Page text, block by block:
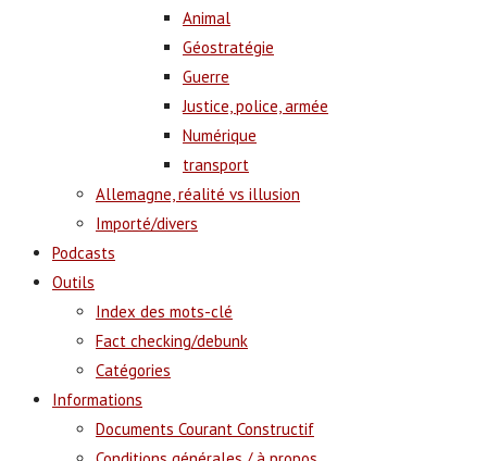
Animal
Géostratégie
Guerre
Justice, police, armée
Numérique
transport
Allemagne, réalité vs illusion
Importé/divers
Podcasts
Outils
Index des mots-clé
Fact checking/debunk
Catégories
Informations
Documents Courant Constructif